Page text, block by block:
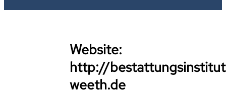
Website:
http://
weeth.de